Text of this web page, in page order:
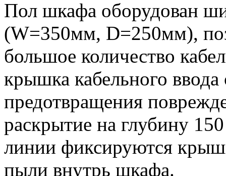
Пол шкафа оборудован
(W=350мм, D=250мм),
большое количество
крышка кабельного
предотвращения
раскрытие на глубину
линии фиксируются
пыли внутрь шкафа.